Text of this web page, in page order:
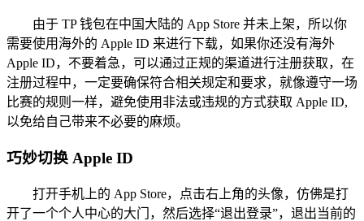
由于 TP 钱包在中国大陆的 App Store 并未上架，所以你
需要使用海外的 Apple ID 来进行下载，如果你还没有海外
Apple ID，不要着急，可以通过正规的渠道进行注册获取，在
注册过程中，一定要确保符合相关规定和要求，就像遵守一场
比赛的规则一样，避免使用非法或违规的方式获取 Apple ID,
以免给自己带来不必要的麻烦。
巧妙切换 Apple ID
打开手机上的 App Store，点击右上角的头像，仿佛是打
开了一个个人中心的大门，然后选择“退出登录”，退出当前的